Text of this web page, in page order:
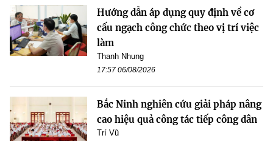
Hướng dẫn áp dụng quy định về cơ
cấu ngạch công chức theo vị trí việc
làm
Thanh Nhung
17:57 06/08/2026
Bắc Ninh nghiên cứu giải pháp nâng
cao hiệu quả công tác tiếp công dân
Trí Vũ